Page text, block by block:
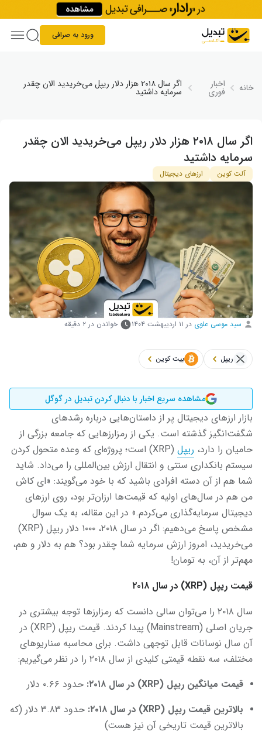
Skip to content
ورود به صرافی
خانه اخبار
فوری
اگر سال ۲۰۱۸ هزار دلار ریپل می‌خریدید الان چقدر
سرمایه داشتید
اگر سال ۲۰۱۸ هزار دلار ریپل می‌خریدید الان چقدر
سرمایه داشتید
آلت کوین ارزهای دیجیتال
سید موسی علوی در ۱۱ اردیبهشت ۱۴۰۴ خواندن در ۲ دقیقه
ریپل بیت کوین
مشاهده سریع اخبار با دنبال کردن تبدیل در گوگل
بازار ارزهای دیجیتال پر از داستان‌هایی درباره رشد‌های
شگفت‌انگیز گذشته است. یکی از رمزارزهایی که جامعه بزرگی از
حامیان را دارد، ریپل
(XRP) است؛ پروژه‌ای که وعده متحول کردن
سیستم بانکداری سنتی و انتقال ارزش بین‌المللی را می‌داد. شاید
شما هم از آن دسته افرادی باشید که با خود می‌گویند: «ای کاش
من هم در سال‌های اولیه که قیمت‌ها ارزان‌تر بود، روی ارزهای
دیجیتال سرمایه‌گذاری می‌کردم.» در این مقاله، به یک سوال
مشخص پاسخ می‌دهیم: اگر در سال ۲۰۱۸، ۱۰۰۰ دلار ریپل (XRP)
می‌خریدید، امروز ارزش سرمایه شما چقدر بود؟ هم به دلار و هم،
مهم‌تر از آن، به تومان!
قیمت ریپل (XRP) در سال ۲۰۱۸
سال ۲۰۱۸ را می‌توان سالی دانست که رمزارزها توجه بیشتری در
جریان اصلی (Mainstream) پیدا کردند. قیمت ریپل (XRP) در
آن سال نوسانات قابل توجهی داشت. برای محاسبه سناریوهای
مختلف، سه نقطه قیمتی کلیدی از سال ۲۰۱۸ را در نظر می‌گیریم:
قیمت میانگین ریپل (XRP) در سال ۲۰۱۸: حدود ۰.۶۶ دلار
بالاترین قیمت ریپل (XRP) در سال ۲۰۱۸:
حدود ۳.۸۳ دلار (که
بالاترین قیمت تاریخی آن نیز هست)